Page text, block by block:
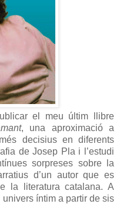
el meu últim llibre
, una aproximació a
decisius en diferents
de Josep Pla i l’estudi
sorpreses sobre la
d’un autor que es
la literatura catalana. A
íntim a partir de sis